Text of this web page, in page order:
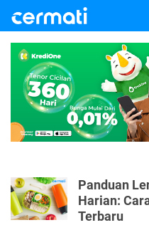
Panduan
Harian:
Terbaru